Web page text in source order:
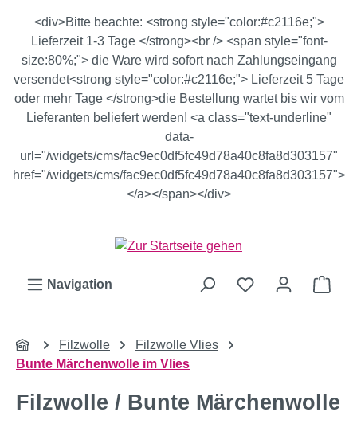
Zum Hauptinhalt springen
<div>Bitte beachte: <strong style="color:#c2116e;">
Lieferzeit 1-3 Tage </strong><br /> <span style="font-
size:80%;"> die Ware wird sofort nach Zahlungseingang
versendet<strong style="color:#c2116e;"> Lieferzeit 5 Tage
oder mehr Tage </strong>die Bestellung wartet bis wir vom
Lieferanten beliefert werden! <a class="text-underline"
data-
url="/widgets/cms/fac9ec0df5fc49d78a40c8fa8d303157"
href="/widgets/cms/fac9ec0df5fc49d78a40c8fa8d303157">
</a></span></div>
Navigation
Filzwolle
Filzwolle Vlies
Bunte Märchenwolle im Vlies
Filzwolle / Bunte Märchenwolle